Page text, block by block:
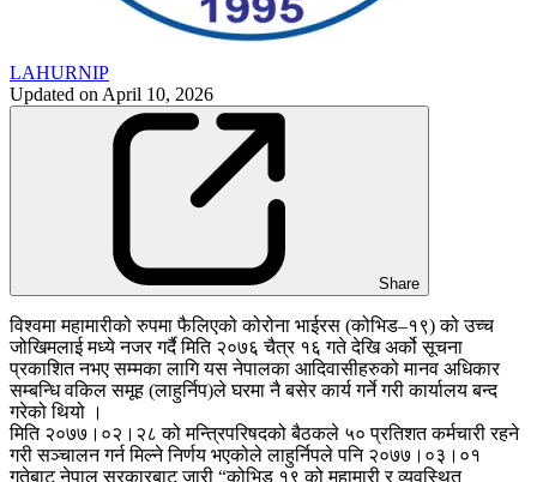
LAHURNIP
Updated on April 10, 2026
Share
विश्वमा महामारीको रुपमा फैलिएको कोरोना भाईरस (कोभिड–१९) को उच्च
जोखिमलाई मध्ये नजर गर्दै मिति २०७६ चैत्र १६ गते देखि अर्को सूचना
प्रकाशित नभए सम्मका लागि यस नेपालका आदिवासीहरुको मानव अधिकार
सम्बन्धि वकिल समूह (लाहुर्निप)ले घरमा नै बसेर कार्य गर्ने गरी कार्यालय बन्द
गरेको थियो ।
मिति २०७७।०२।२८ को मन्त्रिपरिषदको बैठकले ५० प्रतिशत कर्मचारी रहने
गरी सञ्चालन गर्न मिल्ने निर्णय भएकोले लाहुर्निपले पनि २०७७।०३।०१
गतेबाट नेपाल सरकारबाट जारी “कोभिड १९ को महामारी र व्यवस्थित